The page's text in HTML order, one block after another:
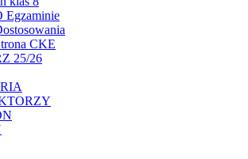
Egzaminie
CKE
25/26